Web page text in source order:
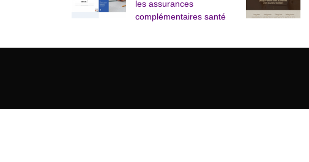
les assurances
complémentaires santé